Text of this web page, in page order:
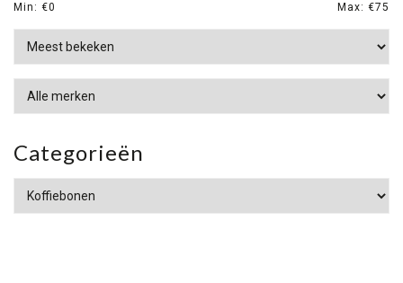
Min: €0 Max: €75
Categorieën